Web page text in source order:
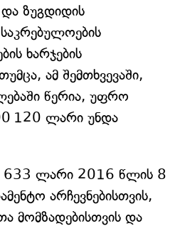
ზუგდიდის
ხარჯების
ამ შემთხვევაში,
წერია, უფრო
120 ლარი უნდა
633 ლარი 2016 წლის 8
არჩევნებისთვის,
მომზადებისთვის და